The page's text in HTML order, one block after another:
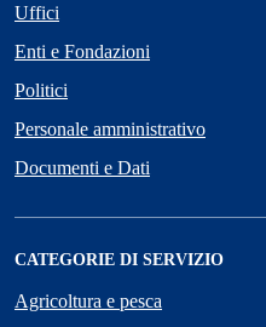
Uffici
Enti e Fondazioni
Politici
Personale amministrativo
Documenti e Dati
CATEGORIE DI SERVIZIO
Agricoltura e pesca